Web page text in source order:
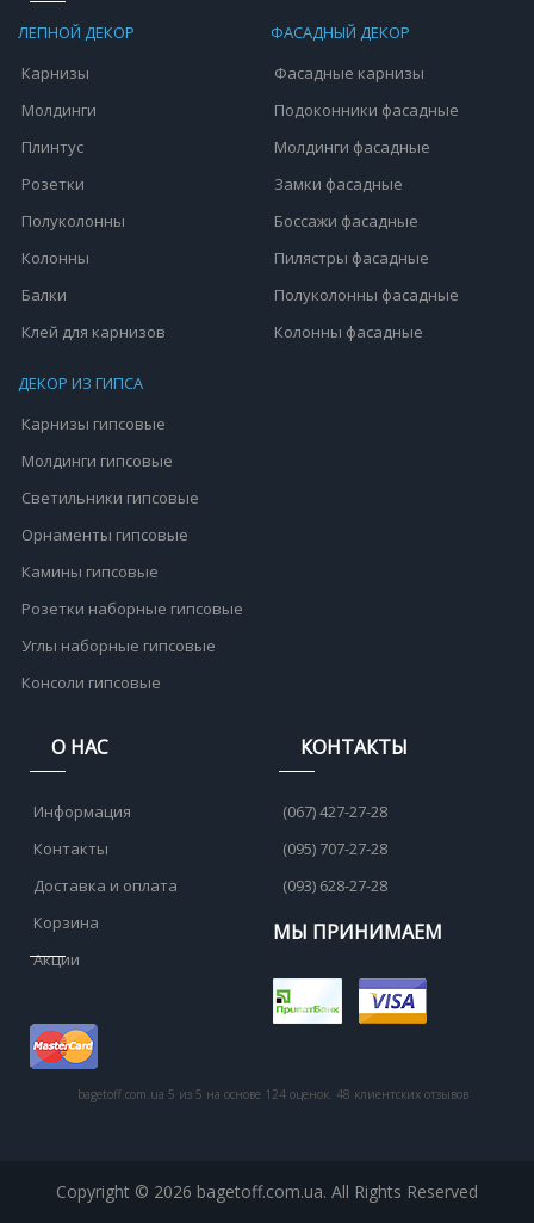
ЛЕПНОЙ ДЕКОР
Карнизы
Молдинги
Плинтус
Розетки
Полуколонны
Колонны
Балки
Клей для карнизов
ФАСАДНЫЙ ДЕКОР
Фасадные карнизы
Подоконники фасадные
Молдинги фасадные
Замки фасадные
Боссажи фасадные
Пилястры фасадные
Полуколонны фасадные
Колонны фасадные
ДЕКОР ИЗ ГИПСА
Карнизы гипсовые
Молдинги гипсовые
Светильники гипсовые
Орнаменты гипсовые
Камины гипсовые
Розетки наборные гипсовые
Углы наборные гипсовые
Консоли гипсовые
О НАС
Информация
Контакты
Доставка и оплата
Корзина
Акции
КОНТАКТЫ
(067) 427-27-28
(095) 707-27-28
(093) 628-27-28
МЫ ПРИНИМАЕМ
bagetoff.com.ua 5 из 5 на основе 124 оценок. 48 клиентских отзывов
Copyright © 2026 bagetoff.com.ua. All Rights Reserved